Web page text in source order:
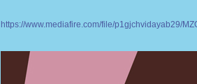
https://www.mediafire.com/file/p1gjchvidayab29/